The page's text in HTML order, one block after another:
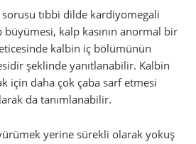
sorusu tıbbi dilde kardiyomegali
büyümesi, kalp kasının anormal bir
kalbin iç bölümünün
şeklinde yanıtlanabilir. Kalbin
için daha çok çaba sarf etmesi
da tanımlanabilir.
yerine sürekli olarak yokuş